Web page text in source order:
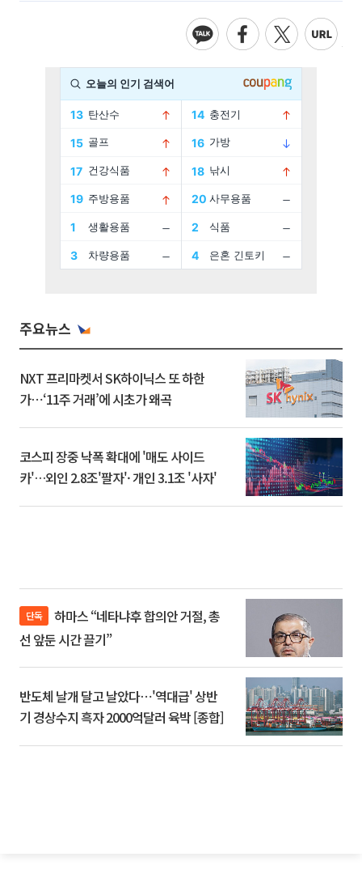
주요뉴스
NXT 프리마켓서 SK하이닉스 또 하한
가⋯‘11주 거래’에 시초가 왜곡
코스피 장중 낙폭 확대에 '매도 사이드
카'…외인 2.8조'팔자'· 개인 3.1조 '사자'
단독
선 앞둔 시간 끌기”
반도체 날개 달고 날았다⋯'역대급' 상반
기 경상수지 흑자 2000억달러 육박 [종합]